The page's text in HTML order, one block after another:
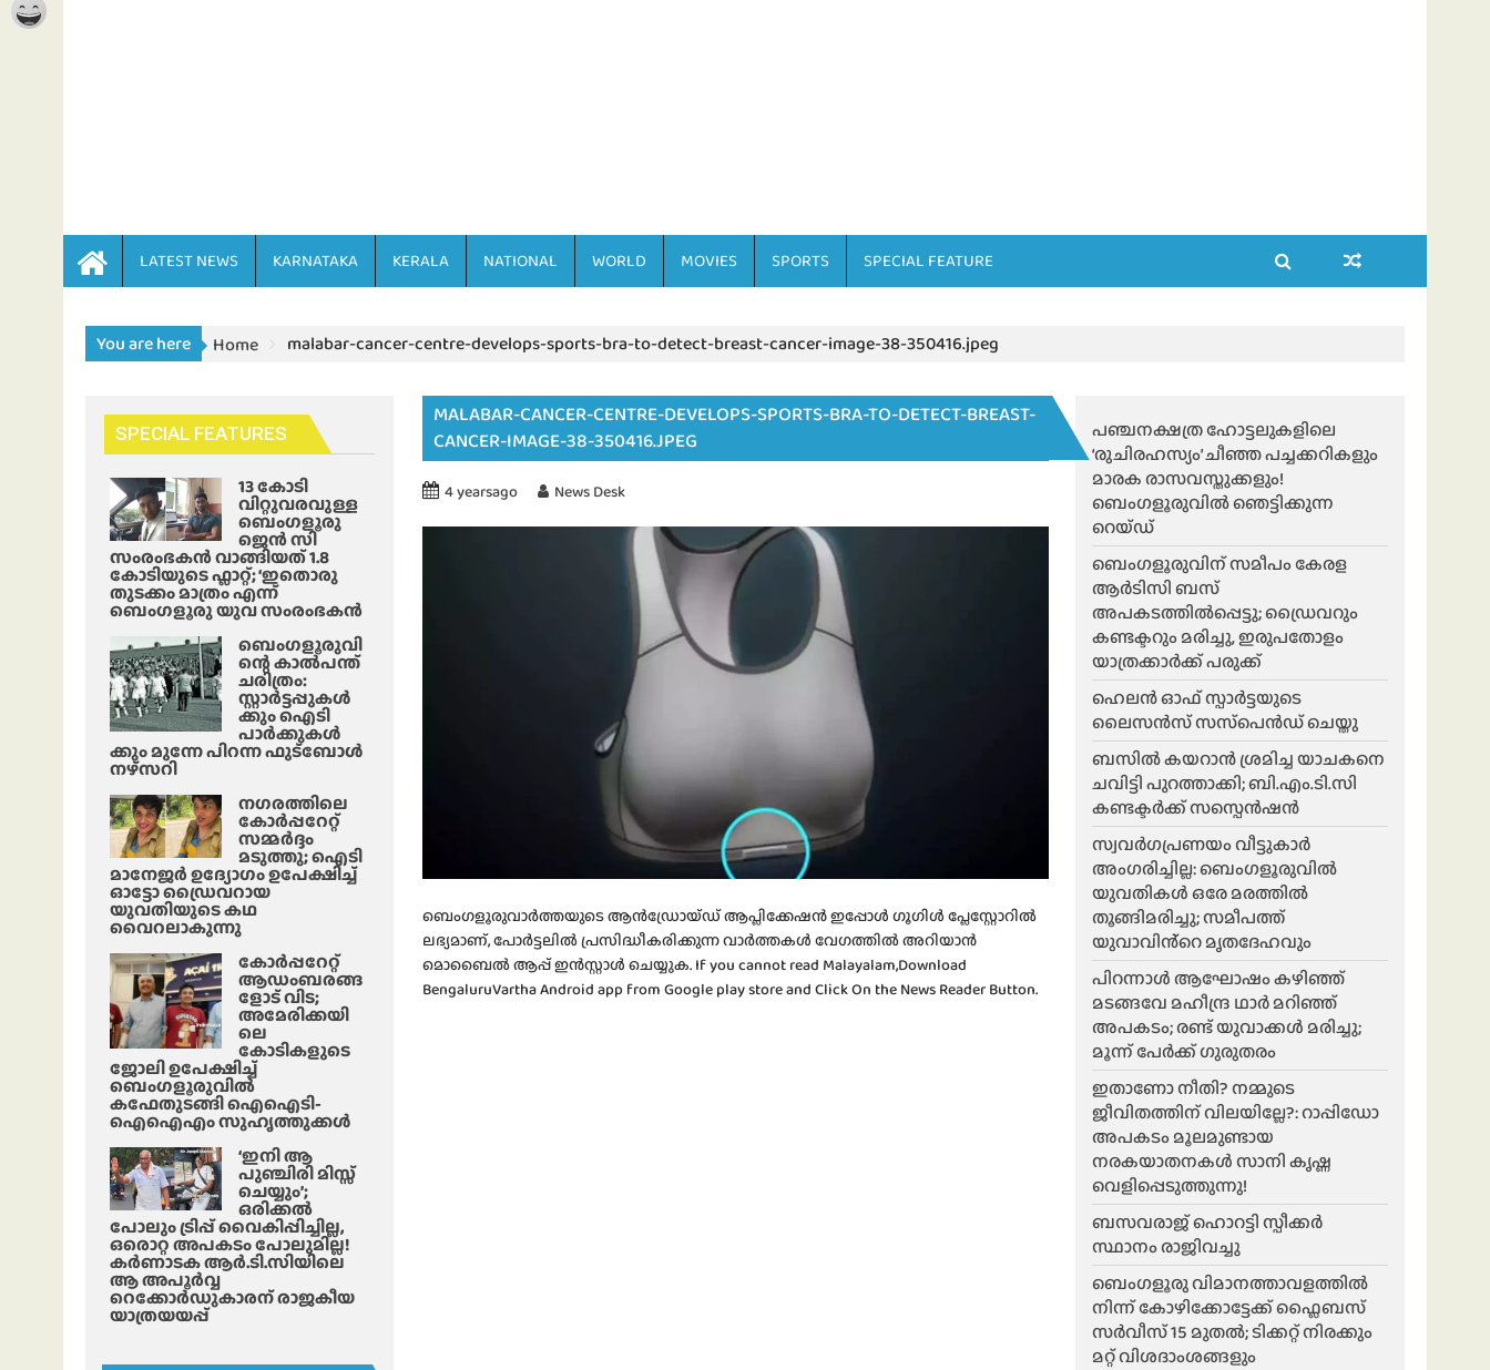
LATEST NEWS KARNATAKA KERALA NATIONAL WORLD MOVIES SPORTS SPECIAL FEATURE
You are here Home malabar-cancer-centre-develops-sports-bra-to-detect-breast-cancer-image-38-350416.jpeg
MALABAR-CANCER-CENTRE-DEVELOPS-SPORTS-BRA-TO-DETECT-BREAST-
CANCER-IMAGE-38-350416.JPEG
4 yearsago News Desk
ബെംഗളൂരുവാർത്തയുടെ ആൻഡ്രോയ്ഡ് ആപ്ലിക്കേഷൻ ഇപ്പോൾ ഗൂഗിൾ പ്ലേസ്റ്റോറിൽ
ലഭ്യമാണ്, പോർട്ടലിൽ പ്രസിദ്ധീകരിക്കുന്ന വാർത്തകൾ വേഗത്തിൽ അറിയാൻ
മൊബൈൽ ആപ്പ് ഇൻസ്റ്റാൾ ചെയ്യുക. If you cannot read Malayalam,Download
BengaluruVartha Android app from Google play store and Click On the News Reader Button.
SPECIAL FEATURES
13 കോടി
വിറ്റുവരവുള്ള
ബെംഗളൂരു
ജെൻ സി
സംരംഭകൻ വാങ്ങിയത് 1.8
കോടിയുടെ ഫ്ലാറ്റ്; ‘ഇതൊരു
തുടക്കം മാത്രം എന്ന്
ബെംഗളൂരു യുവ സംരംഭകൻ
ബെംഗളൂരുവി
ന്റെ കാൽപന്ത്
ചരിത്രം:
സ്റ്റാർട്ടപ്പുകൾ
ക്കും ഐടി
പാർക്കുകൾ
ക്കും മുന്നേ പിറന്ന ഫുട്ബോൾ
നഴ്സറി
നഗരത്തിലെ
കോർപ്പറേറ്റ്
സമ്മർദ്ദം
മടുത്തു; ഐടി
മാനേജർ ഉദ്യോഗം ഉപേക്ഷിച്ച്
ഓട്ടോ ഡ്രൈവറായ
യുവതിയുടെ കഥ
വൈറലാകുന്നു
കോർപ്പറേറ്റ്
ആഡംബരങ്ങ
ളോട് വിട;
അമേരിക്കയി
ലെ
കോടികളുടെ
ജോലി ഉപേക്ഷിച്ച്
ബെംഗളൂരുവിൽ
കഫേതുടങ്ങി ഐഐടി-
ഐഐഎം സുഹൃത്തുക്കൾ
‘ഇനി ആ
പുഞ്ചിരി മിസ്സ്
ചെയ്യും’;
ഒരിക്കൽ
പോലും ട്രിപ്പ് വൈകിപ്പിച്ചില്ല,
ഒരൊറ്റ അപകടം പോലുമില്ല!
കർണാടക ആർ.ടി.സിയിലെ
ആ അപൂർവ്വ
റെക്കോർഡുകാരന് രാജകീയ
യാത്രയയപ്പ്
പഞ്ചനക്ഷത്ര ഹോട്ടലുകളിലെ
‘രുചിരഹസ്യം’ ചീഞ്ഞ പച്ചക്കറികളും
മാരക രാസവസ്തുക്കളും!
ബെംഗളൂരുവിൽ ഞെട്ടിക്കുന്ന
റെയ്ഡ്
ബെംഗളൂരുവിന് സമീപം കേരള
ആർടിസി ബസ്
അപകടത്തിൽപ്പെട്ടു; ഡ്രൈവറും
കണ്ടക്ടറും മരിച്ചു, ഇരുപതോളം
യാത്രക്കാർക്ക് പരുക്ക്
ഹെലന്‍ ഓഫ് സ്പാര്‍ട്ടയുടെ
ലൈസന്‍സ് സസ്‌പെന്‍ഡ് ചെയ്തു
ബസിൽ കയറാൻ ശ്രമിച്ച യാചകനെ
ചവിട്ടി പുറത്താക്കി; ബി.എം.ടി.സി
കണ്ടക്ടർക്ക് സസ്പെൻഷൻ
സ്വവർഗപ്രണയം വീട്ടുകാർ
അംഗരിച്ചില്ല: ബെംഗളൂരുവിൽ
യുവതികൾ ഒരേ മരത്തിൽ
തൂങ്ങിമരിച്ചു; സമീപത്ത്
യുവാവിൻ്റെ മൃതദേഹവും
പിറന്നാൾ ആഘോഷം കഴിഞ്ഞ്
മടങ്ങവേ മഹീന്ദ്ര ഥാർ മറിഞ്ഞ്
അപകടം; രണ്ട് യുവാക്കൾ മരിച്ചു;
മൂന്ന് പേർക്ക് ഗുരുതരം
ഇതാണോ നീതി? നമ്മുടെ
ജീവിതത്തിന് വിലയില്ലേ?: റാപ്പിഡോ
അപകടം മൂലമുണ്ടായ
നരകയാതനകൾ സാനി കൃഷ്ണ
വെളിപ്പെടുത്തുന്നു!
ബസവരാജ് ഹൊറട്ടി സ്പീക്കർ
സ്ഥാനം രാജിവച്ചു
ബെംഗളൂരു വിമാനത്താവളത്തിൽ
നിന്ന് കോഴിക്കോട്ടേക്ക് ഫ്ലൈബസ്
സർവീസ് 15 മുതൽ; ടിക്കറ്റ് നിരക്കും
മറ്റ് വിശദാംശങ്ങളും